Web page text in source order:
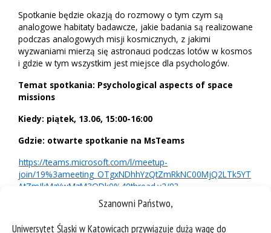
Szanowni Państwo,
Uniwersytet Śląski w Katowicach przywiązuje dużą wagę do
Spotkanie będzie okazją do rozmowy o tym czym są
analogowe habitaty badawcze, jakie badania są realizowane
podczas analogowych misji kosmicznych, z jakimi
wyzwaniami mierzą się astronauci podczas lotów w kosmos
i gdzie w tym wszystkim jest miejsce dla psychologów.
Temat spotkania: Psychological aspects of space
missions
Kiedy: piątek, 13.06, 15:00-16:00
Gdzie: otwarte spotkanie na MsTeams
https://teams.microsoft.com/l/meetup-
join/19%3ameeting_OTgxNDhhYzQtZmRkNC00MjQ2LTk5YT
AtZmJkMzYwMzM3ODk0%40thread.v2/0?
context=%7b%22Tid%22%3a%2250c76291-0c80-4444-a2fb-
4f8ab168c311%22%2c%22Oid%22%3a%22e3168ed1-57f9-
47e3-bf4f-645ffe12f80b%22%7d